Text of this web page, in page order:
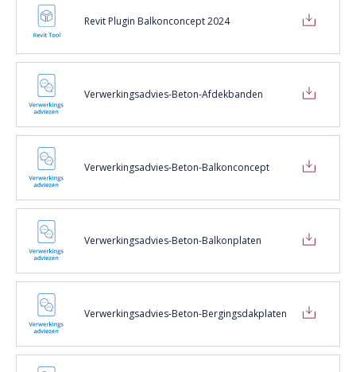
Revit Plugin Balkonconcept 2024
Verwerkingsadvies-Beton-Afdekbanden
Verwerkingsadvies-Beton-Balkonconcept
Verwerkingsadvies-Beton-Balkonplaten
Verwerkingsadvies-Beton-Bergingsdakplaten